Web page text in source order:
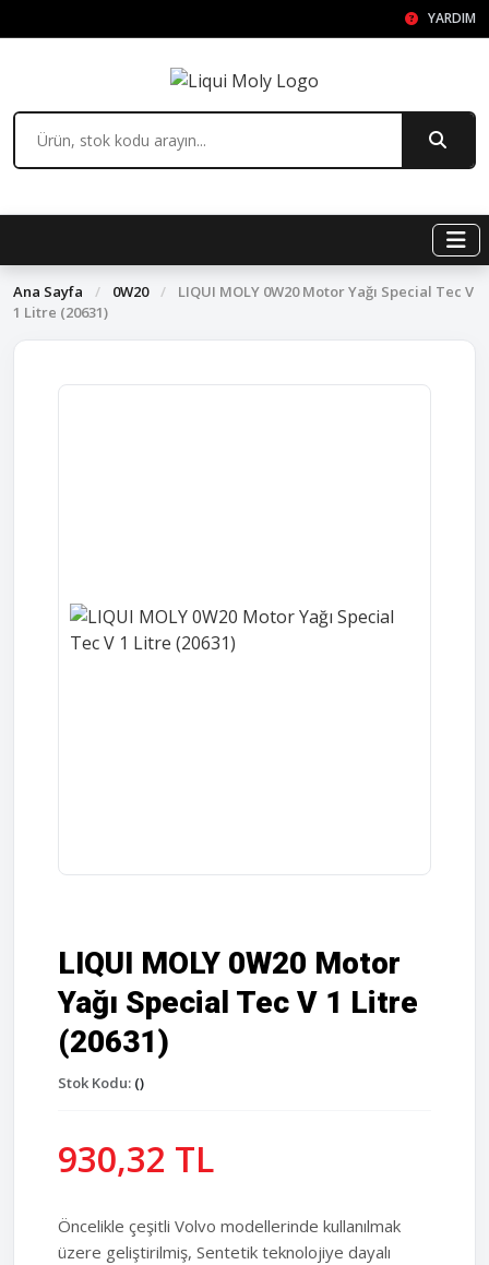
YARDIM
Ana Sayfa / 0W20 /
LIQUI MOLY 0W20 Motor Yağı Special Tec V
1 Litre (20631)
LIQUI MOLY 0W20 Motor
Yağı Special Tec V 1 Litre
(20631)
Stok Kodu: ()
930,32 TL
Öncelikle çeşitli Volvo modellerinde kullanılmak
üzere geliştirilmiş, Sentetik teknolojiye dayalı